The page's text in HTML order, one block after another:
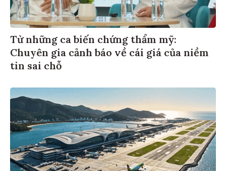
Từ những ca biến chứng thẩm mỹ:
Chuyên gia cảnh báo về cái giá của niềm
tin sai chỗ